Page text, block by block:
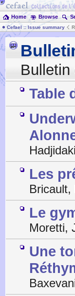
Home Browse
Cefael :: Issue summary
Bulletin
Table
Les
Bricault,
Le
Moretti,
Une